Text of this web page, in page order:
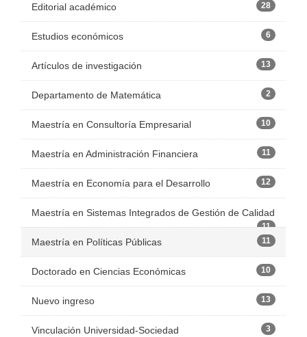
Editorial académico 28
Estudios económicos 6
Artículos de investigación 13
Departamento de Matemática 2
Maestría en Consultoría Empresarial 10
Maestría en Administración Financiera 11
Maestría en Economía para el Desarrollo 12
Maestría en Sistemas Integrados de Gestión de Calidad
11
Maestría en Políticas Públicas 11
Doctorado en Ciencias Económicas 10
Nuevo ingreso 13
Vinculación Universidad-Sociedad 3